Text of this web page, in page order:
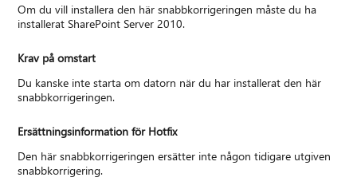
Om du vill installera den här snabbkorrigeringen måste du ha
installerat SharePoint Server 2010.
Krav på omstart
Du kanske inte starta om datorn när du har installerat den här
snabbkorrigeringen.
Ersättningsinformation för Hotfix
Den här snabbkorrigeringen ersätter inte någon tidigare utgiven
snabbkorrigering.